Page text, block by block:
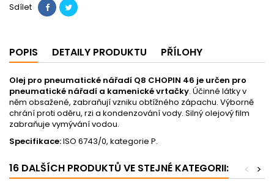
Sdílet
POPIS DETAILY PRODUKTU PŘÍLOHY
Olej pro pneumatické nářadí Q8 CHOPIN 46 je určen pro
pneumatické nářadí a kamenické vrtačky. Účinné látky v
něm obsažené, zabraňují vzniku obtížného zápachu. Výborně
chrání proti oděru, rzi a kondenzování vody. Silný olejový film
zabraňuje vymývání vodou.
Specifikace:ISO 6743/0, kategorie P.
16 DALŠÍCH PRODUKTŮ VE STEJNÉ KATEGORII: >
<